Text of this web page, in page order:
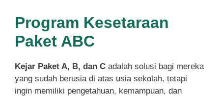
Program Kesetaraan
Paket ABC
Kejar Paket A, B, dan C adalah solusi bagi mereka
yang sudah berusia di atas usia sekolah, tetapi
ingin memiliki pengetahuan, kemampuan, dan